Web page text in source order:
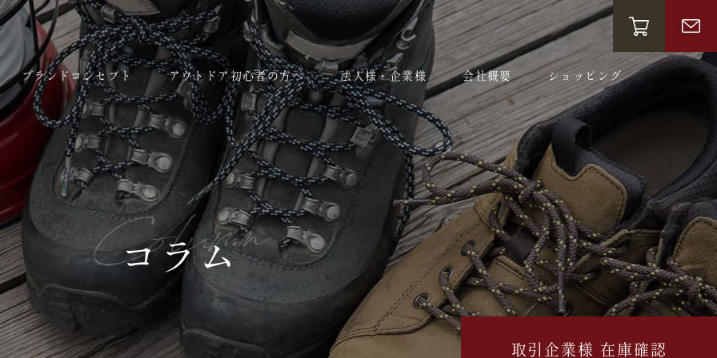
ブランドコンセプト アウトドア初心者の方へ 法人様・企業様 会社概要 ショッピング
Column
コラム
取引企業様 在庫確認